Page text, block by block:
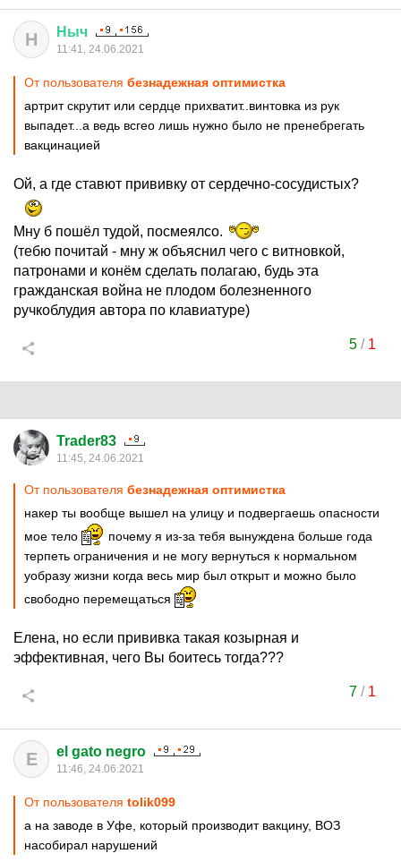
Н Ныч
11:41, 24.06.2021
От пользователя безнадежная оптимистка
артрит скрутит или сердце прихватит..винтовка из рук
выпадет...а ведь всгео лишь нужно было не пренебрегать
вакцинацией
Ой, а где ставют прививку от сердечно-сосудистых?
Мну б пошёл тудой, посмеялсо.
(тебю почитай - мну ж объяснил чего с витновкой,
патронами и конём сделать полагаю, будь эта
гражданская война не плодом болезненного
ручкоблудия автора по клавиатуре)
5/ 1
Trader83
11:45, 24.06.2021
От пользователя безнадежная оптимистка
накер ты вообще вышел на улицу и подвергаешь опасности
мое тело
почему я из-за тебя вынуждена больше года
терпеть ограничения и не могу вернуться к нормальном
уобразу жизни когда весь мир был открыт и можно было
свободно перемещаться
Елена, но если прививка такая козырная и
эффективная, чего Вы боитесь тогда???
7/ 1
E el gato negro
11:46, 24.06.2021
От пользователя tolik099
а на заводе в Уфе, который производит вакцину, ВОЗ
насобирал нарушений